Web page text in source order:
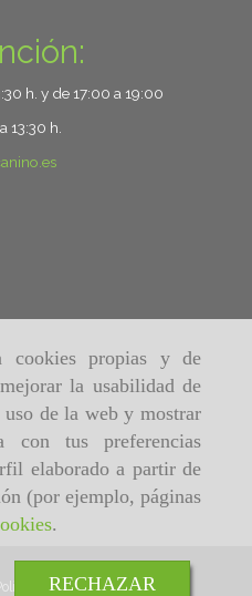
cookies propias y de
la usabilidad de
de la web y mostrar
con tus preferencias
elaborado a partir de
(por ejemplo, páginas
.
RECHAZAR
h. y de 17:00 a 19:00
13:30 h.
de cookies